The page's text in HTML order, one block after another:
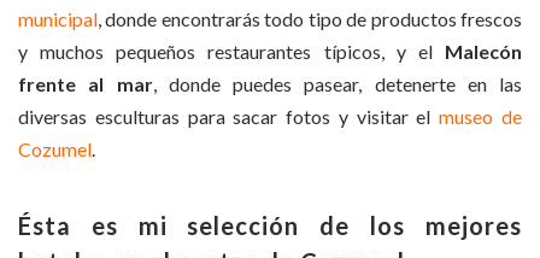
municipal, donde encontrarás todo tipo de productos frescos
y muchos pequeños restaurantes típicos, y el Malecón
frente al mar, donde puedes pasear, detenerte en las
diversas esculturas para sacar fotos y visitar elmuseo de
Cozumel.
Ésta es mi selección de los mejores